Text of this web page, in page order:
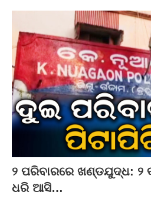
୨ ପରିବାରରେ ଖଣ୍ଡଯୁଦ୍ଧ: ୨
ଧରି ଆସି…